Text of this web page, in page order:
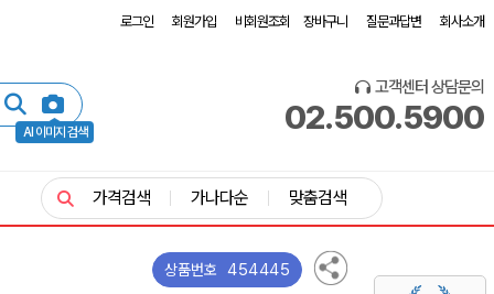
로그인 회원가입 비회원조회 장바구니 질문과답변 회사소개
AI 이미지 검색
고객센터 상담문의
02.500.5900
가격검색 가나다순 맞춤검색
상품번호 454445